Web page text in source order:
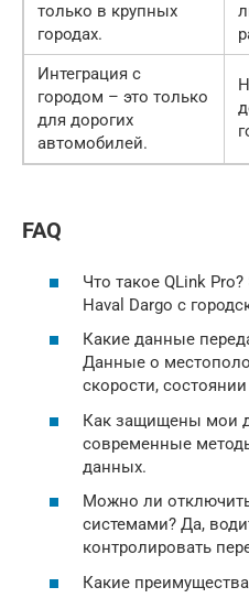
только в крупных
городах.
Интеграция с
городом – это только
для дорогих
автомобилей.
FAQ
Что такое QLink
Haval Dargo с
Какие данные
Данные о
скорости,
Как защищены мои
современные
данных.
Можно ли
системами? Да,
контролировать
Какие